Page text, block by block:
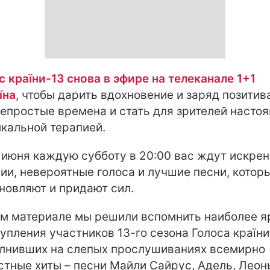
країни-13 снова в эфире на телеканале 1+1
, чтобы дарить вдохновение и заряд
времена и стать для зрителей
терапией.
каждую субботу в 20:00 вас ждут
невероятные голоса и лучшие песни,
и придают сил.
материале мы решили вспомнить наиболее
участников 13-го сезона Голоса
на слепых прослушиваниях всемирно
хиты – песни Майли Сайрус, Адель,